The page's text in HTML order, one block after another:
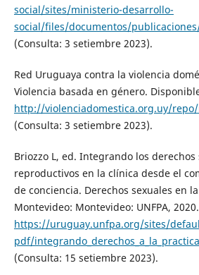
social/sites/ministerio-desarrollo-
social/files/documentos/publicaciones/
(Consulta: 3 setiembre 2023).
Red Uruguaya contra la violencia
Violencia basada en género.
http://violenciadomestica.org.uy/
(Consulta: 3 setiembre 2023).
Briozzo L, ed. Integrando los derechos
reproductivos en la clínica desde el
de conciencia. Derechos sexuales en
Montevideo: Montevideo: UNFPA,
https://uruguay.unfpa.org/sites/
pdf/
(Consulta: 15 setiembre 2023).